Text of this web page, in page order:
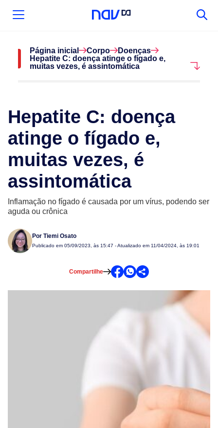
Página inicial Corpo
Doenças
Hepatite C: doença atinge o fígado e,
muitas vezes, é assintomática
Hepatite C: doença
atinge o fígado e,
muitas vezes, é
assintomática
Inflamação no fígado é causada por um vírus, podendo ser
aguda ou crônica
Por Tiemi Osato
Publicado em 05/09/2023, às 15:47 - Atualizado em 11/04/2024, às 19:01
Compartilhe